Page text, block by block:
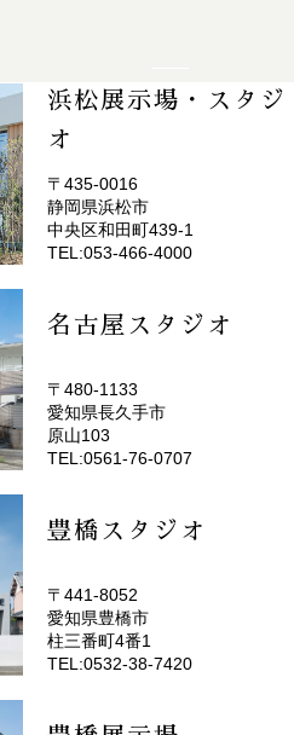
浜松展示場・スタジ
オ
(EMOTOP浜松)
〒435-0016
静岡県浜松市
中央区和田町439-1
TEL:053-466-4000
名古屋スタジオ
(EMOTOP名古屋)
〒480-1133
愛知県長久手市
原山103
TEL:0561-76-0707
豊橋スタジオ
(EMOTOP豊橋)
〒441-8052
愛知県豊橋市
柱三番町4番1
TEL:0532-38-7420